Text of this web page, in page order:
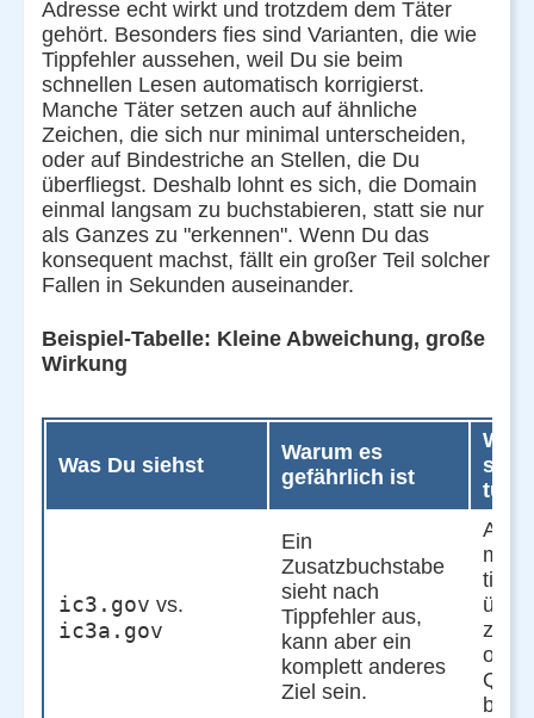
Adresse echt wirkt und trotzdem dem Täter
gehört. Besonders fies sind Varianten, die wie
Tippfehler aussehen, weil Du sie beim
schnellen Lesen automatisch korrigierst.
Manche Täter setzen auch auf ähnliche
Zeichen, die sich nur minimal unterscheiden,
oder auf Bindestriche an Stellen, die Du
überfliegst. Deshalb lohnt es sich, die Domain
einmal langsam zu buchstabieren, statt sie nur
als Ganzes zu "erkennen". Wenn Du das
konsequent machst, fällt ein großer Teil solcher
Fallen in Sekunden auseinander.
Beispiel-Tabelle: Kleine Abweichung, große
Wirkung
Was Du siehst
Warum es
gefährlich ist
Was
tust
ic3.gov vs.
ic3a.gov
Ein
Zusatzbuchstabe
sieht nach
Tippfehler aus,
kann aber ein
komplett anderes
Ziel sein.
über